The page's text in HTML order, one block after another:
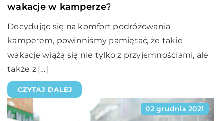
wakacje w kamperze?
Decydując się na komfort podróżowania
kamperem, powinniśmy pamiętać, że takie
wakacje wiążą się nie tylko z przyjemnościami, ale
także z […]
CZYTAJ DALEJ
02 grudnia 2021